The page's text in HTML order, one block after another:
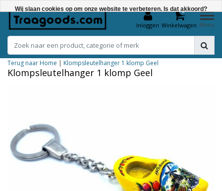
Inloggen
0
Winkelwagen Menu
Terug naar Home | Klompsleutelhanger 1 klomp Geel
Klompsleutelhanger 1 klomp Geel
Wij slaan cookies op om onze website te verbeteren. Is dat akkoord?
Nee
Meer over cookies »